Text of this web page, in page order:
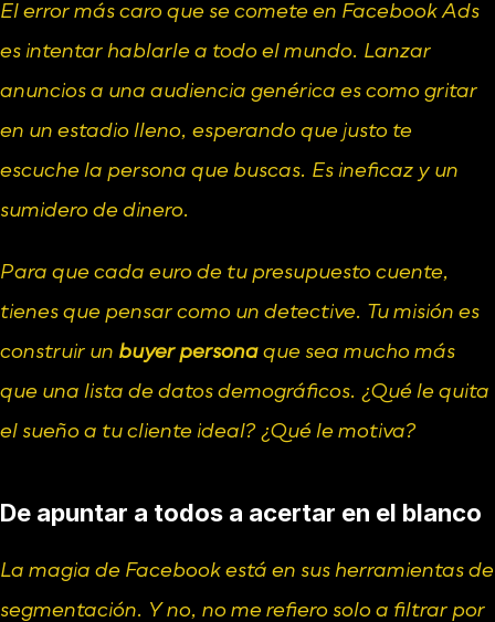
El error más caro que se comete en Facebook Ads
es intentar hablarle a todo el mundo. Lanzar
anuncios a una audiencia genérica es como gritar
en un estadio lleno, esperando que justo te
escuche la persona que buscas. Es ineficaz y un
sumidero de dinero.
Para que cada euro de tu presupuesto cuente,
tienes que pensar como un detective. Tu misión es
construir un buyer persona que sea mucho más
que una lista de datos demográficos. ¿Qué le quita
el sueño a tu cliente ideal? ¿Qué le motiva?
De apuntar a todos a acertar en el blanco
La magia de Facebook está en sus herramientas de
segmentación. Y no, no me refiero solo a filtrar por